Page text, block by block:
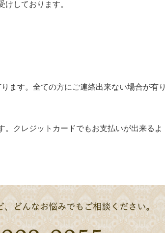
けしております。
ます。全ての方にご連絡出来ない場合が有り
クレジットカードでもお支払いが出来るよ